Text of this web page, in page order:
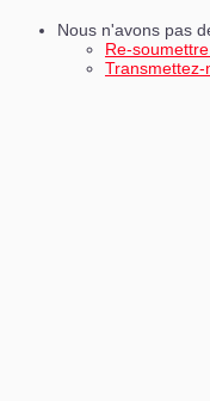
Nous n'avons pas
Re-